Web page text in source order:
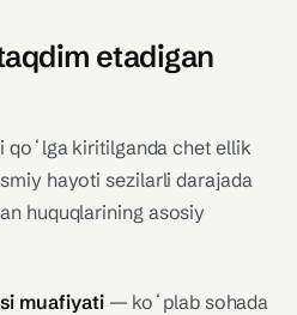
etadigan
qoʻlga kiritilganda chet ellik
hayoti sezilarli darajada
huquqlarining asosiy
muafiyati— koʻplab sohada